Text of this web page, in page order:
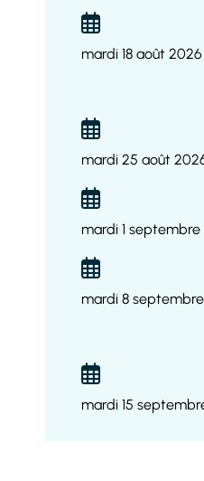
mardi 18 août
mardi 25 août
mardi 1
mardi 8
mardi 15